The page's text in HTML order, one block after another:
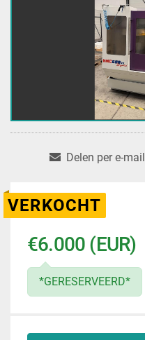
Delen per e-mail
VERKOCHT
€6.000 (EUR)
*GERESERVEERD*